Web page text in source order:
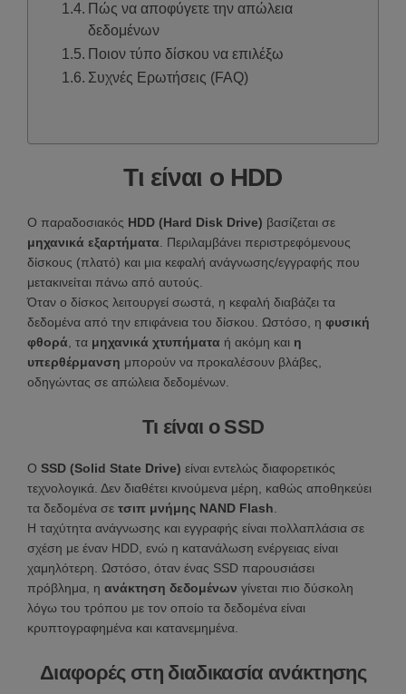
Πώς να αποφύγετε την απώλεια
δεδομένων
Ποιον τύπο δίσκου να επιλέξω
Συχνές Ερωτήσεις (FAQ)
Τι είναι ο HDD
Ο παραδοσιακός HDD (Hard Disk Drive) βασίζεται σε
μηχανικά εξαρτήματα . Περιλαμβάνει περιστρεφόμενους
δίσκους (πλατό) και μια κεφαλή ανάγνωσης/εγγραφής που
μετακινείται πάνω από αυτούς.
Όταν ο δίσκος λειτουργεί σωστά, η κεφαλή διαβάζει τα
δεδομένα από την επιφάνεια του δίσκου. Ωστόσο, η φυσική
φθορά , τα μηχανικά χτυπήματα ή ακόμη και η
υπερθέρμανση μπορούν να προκαλέσουν βλάβες,
οδηγώντας σε απώλεια δεδομένων.
Τι είναι ο SSD
Ο SSD (Solid State Drive) είναι εντελώς διαφορετικός
τεχνολογικά. Δεν διαθέτει κινούμενα μέρη, καθώς αποθηκεύει
τα δεδομένα σε τσιπ μνήμης NAND Flash
Η ταχύτητα ανάγνωσης και εγγραφής είναι πολλαπλάσια σε
σχέση με έναν HDD, ενώ η κατανάλωση ενέργειας είναι
χαμηλότερη. Ωστόσο, όταν ένας SSD παρουσιάσει
πρόβλημα, η ανάκτηση δεδομένων γίνεται πιο δύσκολη
λόγω του τρόπου με τον οποίο τα δεδομένα είναι
κρυπτογραφημένα και κατανεμημένα.
Διαφορές στη διαδικασία ανάκτησης